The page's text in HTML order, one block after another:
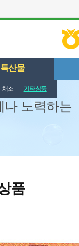
산물
채소 기타상품
나 노력하는
품